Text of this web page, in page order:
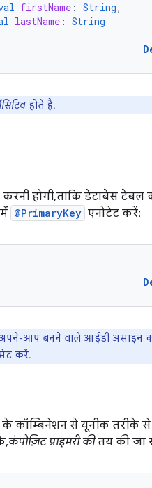
firstName : String,
lastName : String
होते हैं.
होगी, ताकि डेटाबेस
@PrimaryKey एनोटेट करें:
आप बनने वाले आईडी असाइन
करें.
से यूनीक तरीके से
कंपोज़िट प्राइमरी कीतय की जा